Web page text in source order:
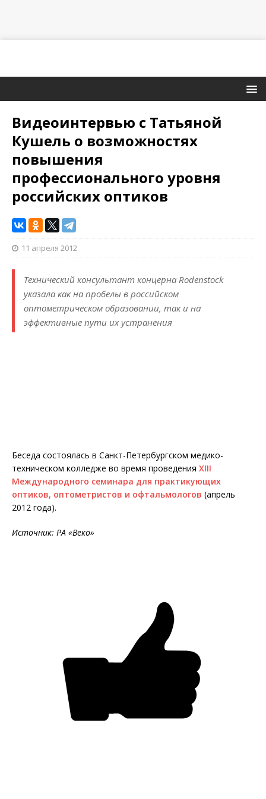
Видеоинтервью с Татьяной
Кушель о возможностях
повышения
профессионального уровня
российских оптиков
11 апреля 2012
Технический консультант концерна Rodenstock
указала как на пробелы в российском
оптометрическом образовании, так и на
эффективные пути их устранения
Беседа состоялась в Санкт-Петербургском медико-
техническом колледже во время проведения XIII
Международного семинара для практикующих
оптиков, оптометристов и офтальмологов (апрель
2012 года).
Источник: РА «Веко»